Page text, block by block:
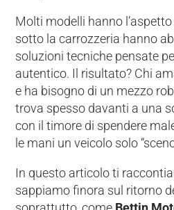
Molti modelli hanno
sotto la carrozzeria hanno
soluzioni tecniche pensate
autentico. Il risultato? Chi
e ha bisogno di un mezzo
trova spesso davanti a una
con il timore di spendere
le mani un veicolo solo
In questo articolo ti
sappiamo finora sul ritorno